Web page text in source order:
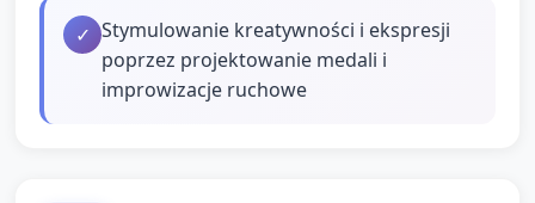
✓ Stymulowanie kreatywności i ekspresji
poprzez projektowanie medali i
improwizacje ruchowe